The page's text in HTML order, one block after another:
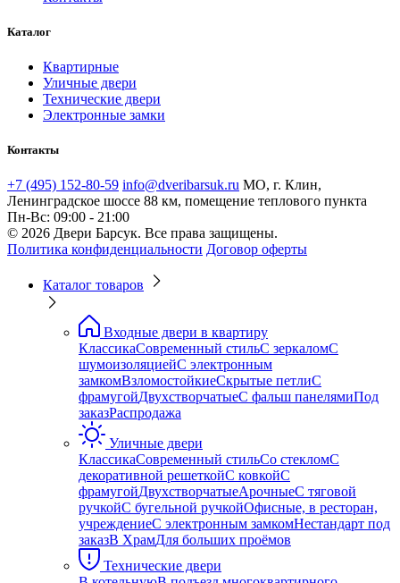
Каталог
Квартирные
Уличные двери
Технические двери
Электронные замки
Контакты
+7 (495) 152-80-59 info@dveribarsuk.ru МО, г. Клин,
Ленинградское шоссе 88 км, помещение теплового пункта
Пн-Вс: 09:00 - 21:00
© 2026 Двери Барсук. Все права защищены.
Политика конфиденциальности Договор оферты
Каталог товаров
Входные двери в квартиру
КлассикаСовременный стильС зеркаломС
шумоизоляциейС электронным
замкомВзломостойкиеСкрытые петлиС
фрамугойДвухстворчатыеС фальш панелямиПод
заказРаспродажа
Уличные двери
КлассикаСовременный стильСо стекломС
декоративной решеткойС ковкойС
фрамугойДвухстворчатыеАрочныеС тяговой
ручкойС бугельной ручкойОфисные, в ресторан,
учреждениеС электронным замкомНестандарт под
заказВ ХрамДля больших проёмов
Технические двери